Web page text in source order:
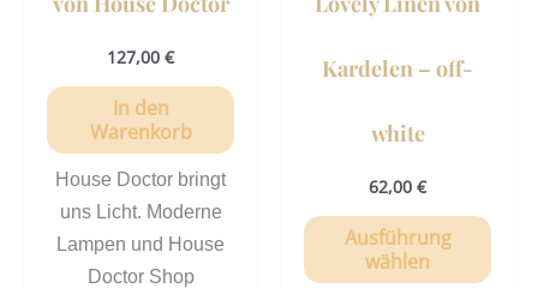
127,00 €
In den
Warenkorb
House Doctor bringt
uns Licht. Moderne
Lampen und House
Doctor Shop
Kardelen – off-
white
62,00 €
Ausführung
wählen